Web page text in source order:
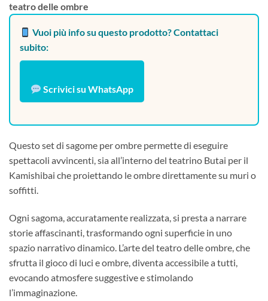
teatro delle ombre
Vuoi più info su questo prodotto? Contattaci
subito:
Scrivici su WhatsApp
Questo set di sagome per ombre permette di eseguire
spettacoli avvincenti, sia all’interno del teatrino Butai per il
Kamishibai che proiettando le ombre direttamente su muri o
soffitti.
Ogni sagoma, accuratamente realizzata, si presta a narrare
storie affascinanti, trasformando ogni superficie in uno
spazio narrativo dinamico. L’arte del teatro delle ombre, che
sfrutta il gioco di luci e ombre, diventa accessibile a tutti,
evocando atmosfere suggestive e stimolando
l’immaginazione.